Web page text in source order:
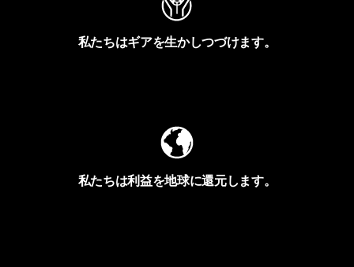
私たちはギアを生かしつづけます。
私たちは利益を地球に還元します。